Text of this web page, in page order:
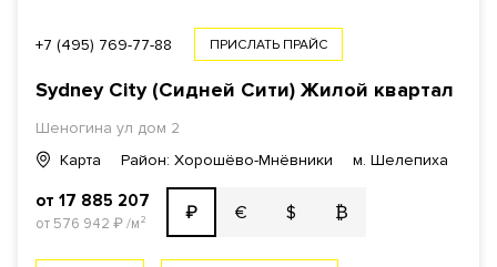
+7 (495) 769-77-88 ПРИСЛАТЬ ПРАЙС
Sydney City (Сидней Сити) Жилой квартал
Шеногина ул дом 2
Карта
Район: Хорошёво-Мнёвники м. Шелепиха
от 17 885 207
от 576 942 ₽/м² ₽ € $ ₿